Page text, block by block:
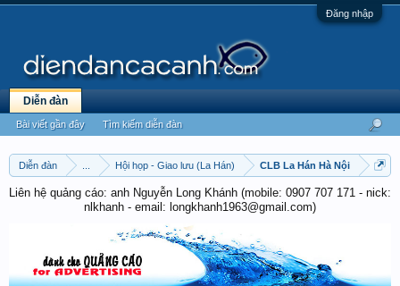
Đăng nhập
Diễn đàn Hội họp - Giao lưu (La Hán) CLB La Hán Hà Nội
Liên hệ quảng cáo: anh Nguyễn Long Khánh (mobile: 0907 707 171 - nick:
nlkhanh - email: longkhanh1963@gmail.com)
Diễn đàn
Bài viết gần đây Tìm kiếm diễn đàn